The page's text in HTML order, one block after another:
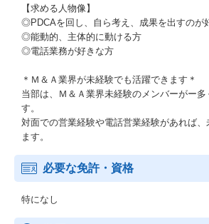
【求める人物像】
◎PDCAを回し、自ら考え、成果を出すのが
◎能動的、主体的に動ける方
◎電話業務が好きな方
＊Ｍ＆Ａ業界が未経験でも活躍できます＊
当部は、Ｍ＆Ａ業界未経験のメンバーがー多
す。
対面での営業経験や電話営業経験があれば、
ます。
必要な免許・資格
特になし